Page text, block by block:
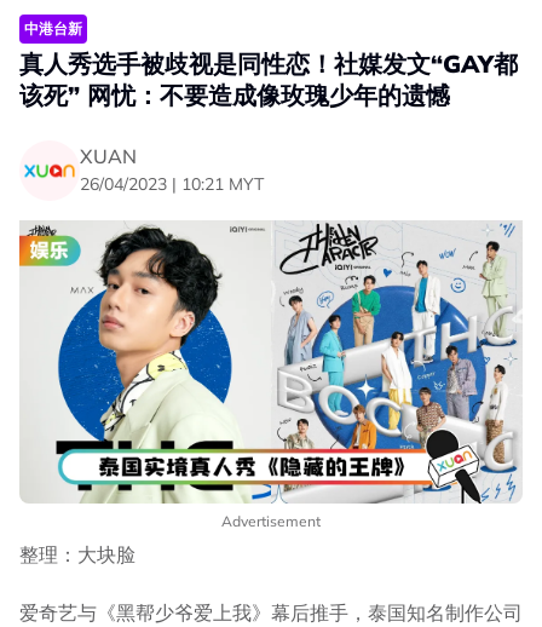
中港台新
真人秀选手被歧视是同性恋！社媒发文“GAY都
该死” 网忧：不要造成像玫瑰少年的遗憾
XUAN
26/04/2023 | 10:21 MYT
Advertisement
整理：大块脸
爱奇艺与《黑帮少爷爱上我》幕后推手，泰国知名制作公司